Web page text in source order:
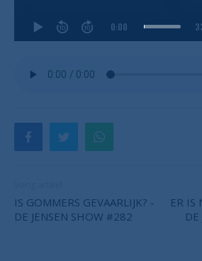
0:00
IS GOMMERS GEVAARLIJK? -
DE JENSEN SHOW #282
ER IS